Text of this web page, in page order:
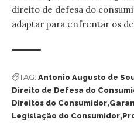
direito de defesa do
adaptar para enfrentar os
TAG: Antonio Augusto de
Direito de Defesa do
Direitos do Consumidor
Legislação do Consumidor